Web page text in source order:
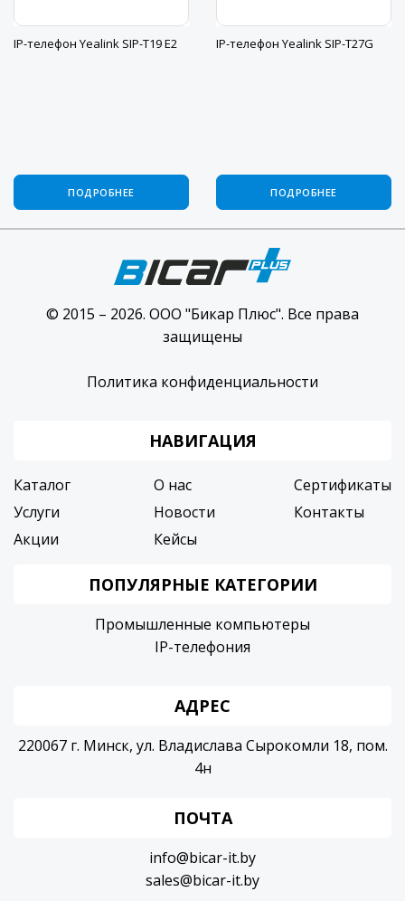
IP-телефон Yealink SIP-T19 E2
ПОДРОБНЕЕ
IP-телефон Yealink SIP-T27G
ПОДРОБНЕЕ
© 2015 – 2026. ООО "Бикар Плюс". Все права
защищены
Политика конфиденциальности
НАВИГАЦИЯ
Каталог
Услуги
Акции
О нас
Новости
Кейсы
Сертификаты
Контакты
ПОПУЛЯРНЫЕ КАТЕГОРИИ
Промышленные компьютеры
IP-телефония
АДРЕС
220067 г. Минск, ул. Владислава Сырокомли 18, пом.
4н
ПОЧТА
info@bicar-it.by
sales@bicar-it.by